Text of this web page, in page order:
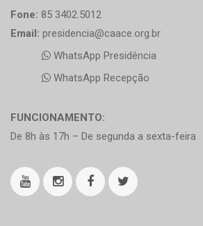
Fone: 85 3402.5012
Email: presidencia@caace.org.br
WhatsApp Presidência
WhatsApp Recepção
FUNCIONAMENTO:
De 8h às 17h – De segunda a sexta-feira